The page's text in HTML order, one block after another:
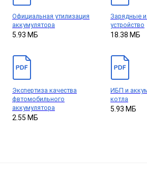
Официальная утилизация
аккумулятора
5.93 МБ
Зарядные
устройство
18.38 МБ
Экспертиза качества
фвтомобильного
аккумулятора
2.55 МБ
ИБП и
котла
5.93 МБ